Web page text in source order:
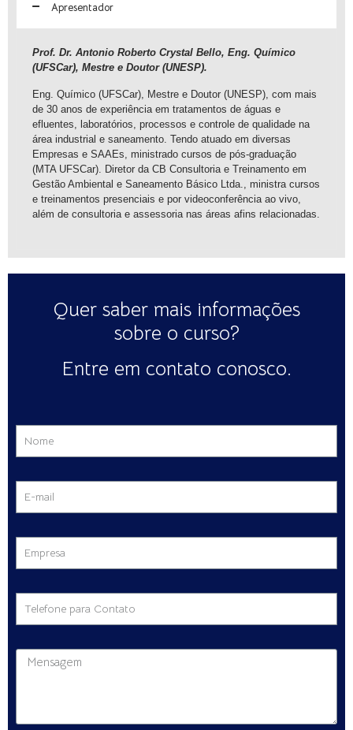
Apresentador
Prof. Dr. Antonio Roberto Crystal Bello, Eng. Químico
(UFSCar), Mestre e Doutor (UNESP).
Eng. Químico (UFSCar), Mestre e Doutor (UNESP), com mais
de 30 anos de experiência em tratamentos de águas e
efluentes, laboratórios, processos e controle de qualidade na
área industrial e saneamento. Tendo atuado em diversas
Empresas e SAAEs, ministrado cursos de pós-graduação
(MTA UFSCar). Diretor da CB Consultoria e Treinamento em
Gestão Ambiental e Saneamento Básico Ltda., ministra cursos
e treinamentos presenciais e por videoconferência ao vivo,
além de consultoria e assessoria nas áreas afins relacionadas.
Quer saber mais informações
sobre o curso?
Entre em contato conosco.